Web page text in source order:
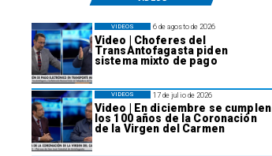
6 de agosto de 2026
Video | Choferes del
TransAntofagasta piden
sistema mixto de pago
VIDEOS
17 de julio de 2026
Video | En diciembre se cumplen
los 100 años de la Coronación
de la Virgen del Carmen
VIDEOS